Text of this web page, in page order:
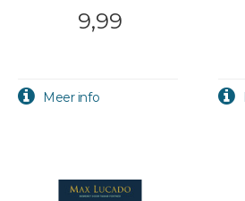
9,99